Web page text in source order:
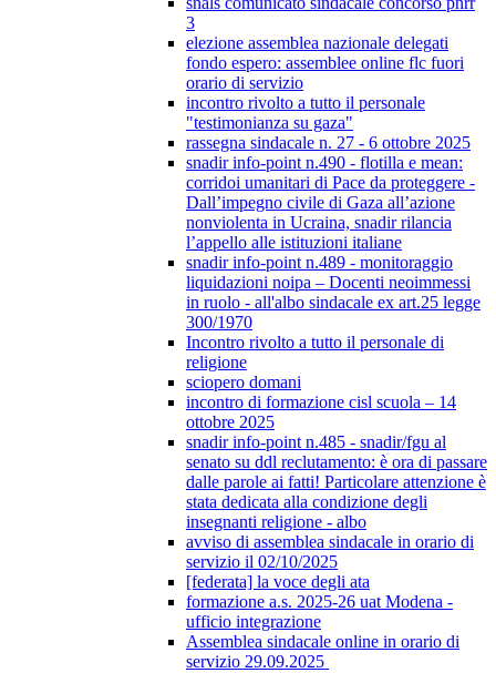
3
elezione assemblea nazionale delegati
fondo espero: assemblee online flc fuori
orario di servizio
incontro rivolto a tutto il personale
"testimonianza su gaza"
rassegna sindacale n. 27 - 6 ottobre 2025
snadir info-point n.490 - flotilla e mean:
corridoi umanitari di Pace da proteggere -
Dall’impegno civile di Gaza all’azione
nonviolenta in Ucraina, snadir rilancia
l’appello alle istituzioni italiane
snadir info-point n.489 - monitoraggio
liquidazioni noipa – Docenti neoimmessi
in ruolo - all'albo sindacale ex art.25 legge
300/1970
Incontro rivolto a tutto il personale di
religione
sciopero domani
incontro di formazione cisl scuola – 14
ottobre 2025
snadir info-point n.485 - snadir/fgu al
senato su ddl reclutamento: è ora di passare
dalle parole ai fatti! Particolare attenzione è
stata dedicata alla condizione degli
insegnanti religione - albo
avviso di assemblea sindacale in orario di
servizio il 02/10/2025
[federata] la voce degli ata
formazione a.s. 2025-26 uat Modena -
ufficio integrazione
Assemblea sindacale online in orario di
servizio 29.09.2025